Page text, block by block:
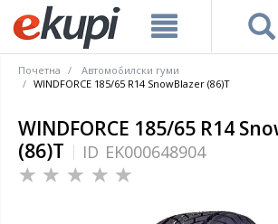
Почетна
Автомобилски гуми
WINDFORCE 185/65 R14 SnowBlazer (86)T
WINDFORCE 185/65 R14
(86)T
ID EK000648904